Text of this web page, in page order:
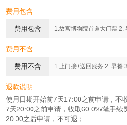
费用包含
费用包含 1.故宫博物院首道大门票 2.
费用不含
费用不含 1.上门接+送回服务 2. 早餐
退款说明
使用日期开始前7天17:00之前申请，不
7天20:00之前申请，收取60.0%/笔手续
20:00之后申请，不可退；